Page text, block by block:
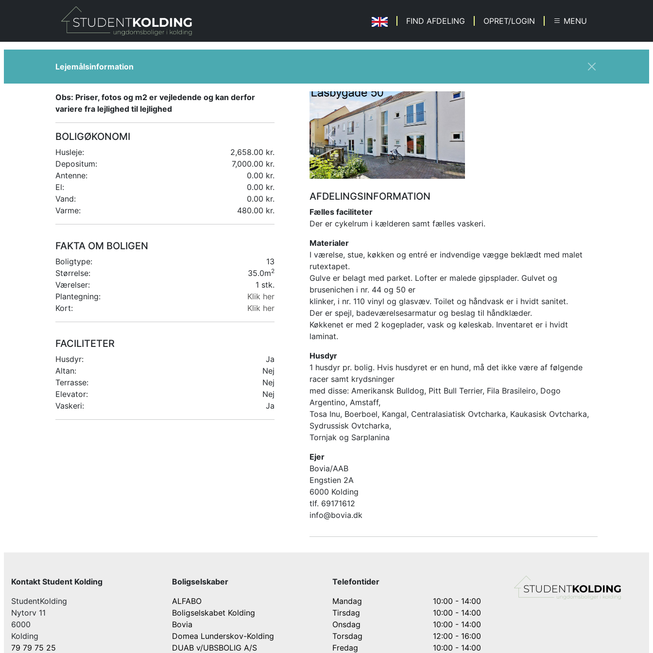
Gå til hovedindhold
FIND AFDELING
OPRET/LOGIN MENU
Lejemålsinformation
Obs: Priser, fotos og m2 er vejledende og kan derfor
variere fra lejlighed til lejlighed
BOLIGØKONOMI
Husleje:
2,658.00 kr.
Depositum:
7,000.00 kr.
Antenne:
0.00 kr.
El:
0.00 kr.
Vand:
0.00 kr.
Varme:
480.00 kr.
FAKTA OM BOLIGEN
Boligtype:
13
Størrelse:
35.0m2
Værelser:
1 stk.
Plantegning:
Klik her
Kort:
Klik her
FACILITETER
Husdyr:
Ja
Altan:
Nej
Terrasse:
Nej
Elevator:
Nej
Vaskeri:
Ja
Previous
AFDELINGSINFORMATION
Fælles faciliteter
Der er cykelrum i kælderen samt fælles vaskeri.
Materialer
I værelse, stue, køkken og entré er indvendige vægge beklædt med malet
rutextapet.
Gulve er belagt med parket. Lofter er malede gipsplader. Gulvet og
brusenichen i nr. 44 og 50 er
klinker, i nr. 110 vinyl og glasvæv. Toilet og håndvask er i hvidt sanitet.
Der er spejl, badeværelsesarmatur og beslag til håndklæder.
Køkkenet er med 2 kogeplader, vask og køleskab. Inventaret er i hvidt
laminat.
Husdyr
1 husdyr pr. bolig. Hvis husdyret er en hund, må det ikke være af følgende
racer samt krydsninger
med disse: Amerikansk Bulldog, Pitt Bull Terrier, Fila Brasileiro, Dogo
Argentino, Amstaff,
Tosa Inu, Boerboel, Kangal, Centralasiatisk Ovtcharka, Kaukasisk Ovtcharka,
Sydrussisk Ovtcharka,
Tornjak og Sarplanina
Ejer
Bovia/AAB
Engstien 2A
6000 Kolding
tlf. 69171612
info@bovia.dk
Kontakt Student Kolding
StudentKolding
Nytorv 11
6000
Kolding
79 79 75 25
Boligselskaber
ALFABO
Boligselskabet Kolding
Bovia
Domea Lunderskov-Kolding
DUAB v/UBSBOLIG A/S
Telefontider
Mandag
10:00 - 14:00
Tirsdag
10:00 - 14:00
Onsdag
10:00 - 14:00
Torsdag
12:00 - 16:00
Fredag
10:00 - 14:00